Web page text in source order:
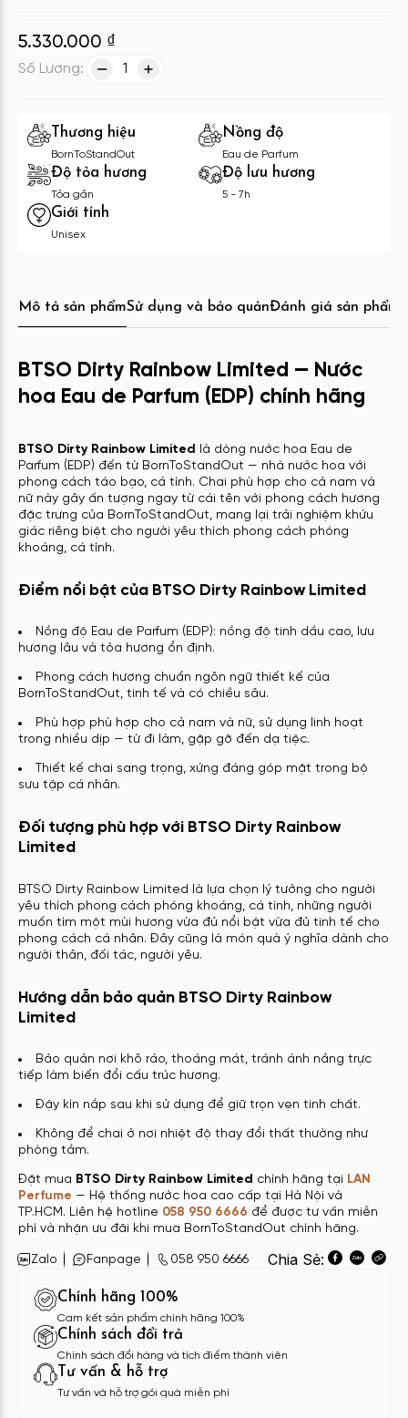
5.330.000 ₫
Số Lượng: 1
Thương hiệu
BornToStandOut
Nồng độ
Eau de Parfum
Độ tỏa hương
Tỏa gần
Độ lưu hương
5 - 7h
Giới tính
Unisex
Mô tả sản phẩmSử dụng và bảo quảnĐánh giá sản phẩm
BTSO Dirty Rainbow Limited — Nước
hoa Eau de Parfum (EDP) chính hãng
BTSO Dirty Rainbow Limited
là dòng nước hoa Eau de
Parfum (EDP) đến từ BornToStandOut — nhà nước hoa với
phong cách táo bạo, cá tính. Chai phù hợp cho cả nam và
nữ này gây ấn tượng ngay từ cái tên với phong cách hương
đặc trưng của BornToStandOut, mang lại trải nghiệm khứu
giác riêng biệt cho người yêu thích phong cách phóng
khoáng, cá tính.
Điểm nổi bật của BTSO Dirty Rainbow Limited
Nồng độ Eau de Parfum (EDP): nồng độ tinh dầu cao, lưu
hương lâu và tỏa hương ổn định.
Phong cách hương chuẩn ngôn ngữ thiết kế của
BornToStandOut, tinh tế và có chiều sâu.
Phù hợp phù hợp cho cả nam và nữ, sử dụng linh hoạt
trong nhiều dịp — từ đi làm, gặp gỡ đến dạ tiệc.
Thiết kế chai sang trọng, xứng đáng góp mặt trong bộ
sưu tập cá nhân.
Đối tượng phù hợp với BTSO Dirty Rainbow
Limited
BTSO Dirty Rainbow Limited là lựa chọn lý tưởng cho người
yêu thích phong cách phóng khoáng, cá tính, những người
muốn tìm một mùi hương vừa đủ nổi bật vừa đủ tinh tế cho
phong cách cá nhân. Đây cũng là món quà ý nghĩa dành cho
người thân, đối tác, người yêu.
Hướng dẫn bảo quản BTSO Dirty Rainbow
Limited
Bảo quản nơi khô ráo, thoáng mát, tránh ánh nắng trực
tiếp làm biến đổi cấu trúc hương.
Đậy kín nắp sau khi sử dụng để giữ trọn vẹn tinh chất.
Không để chai ở nơi nhiệt độ thay đổi thất thường như
phòng tắm.
Đặt mua BTSO Dirty Rainbow Limited chính hãng tại LAN
Perfume — Hệ thống nước hoa cao cấp tại Hà Nội và
TP.HCM. Liên hệ hotline 058 950 6666 để được tư vấn miễn
phí và nhận ưu đãi khi mua BornToStandOut chính hãng.
Zalo Fanpage 058 950 6666 Chia Sẻ:
Chính hãng 100%
Cam kết sản phẩm chính hãng 100%
Chính sách đổi trả
Chính sách đổi hàng và tích điểm thành viên
Tư vấn & hỗ trợ
Tư vấn và hỗ trợ gói quà miễn phí